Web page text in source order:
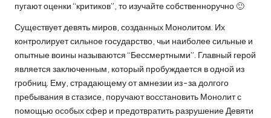
пугают оценки “критиков”, то изучайте собственноручно 🙂
Существует девять миров, созданных Монолитом. Их
контролирует сильное государство, чьи наиболее сильные и
опытные воины называются “Бессмертными”. Главный герой
является заключенным, который пробуждается в одной из
гробниц. Ему, страдающему от амнезии из-за долгого
пребывания в стазисе, поручают восстановить Монолит с
помощью особых сфер и предотвратить разрушение Девяти